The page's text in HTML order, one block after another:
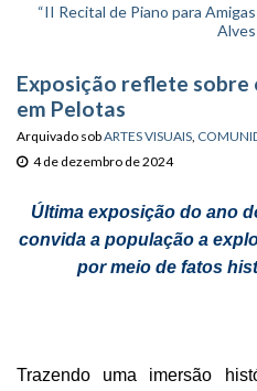
“II Recital de Piano para
Alves
Exposição reflete sobre
em Pelotas
Arquivado sobARTES VISUAIS
4 de dezembro de 2024
Última exposição do ano
convida a população a
por meio de fatos
Trazendo uma imersão